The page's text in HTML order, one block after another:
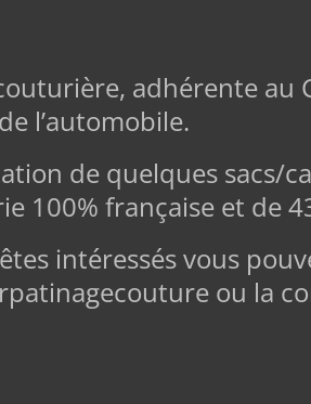
adhérente au
l’automobile.
de quelques sacs/
100% française et de
intéressés vous
ou la